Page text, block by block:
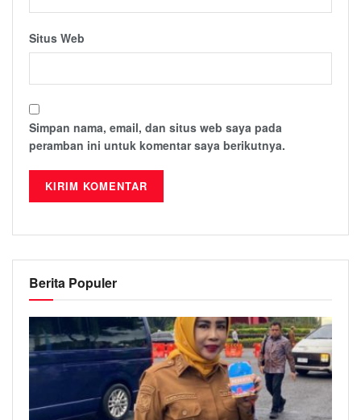
Situs Web
Simpan nama, email, dan situs web saya pada
peramban ini untuk komentar saya berikutnya.
Berita Populer